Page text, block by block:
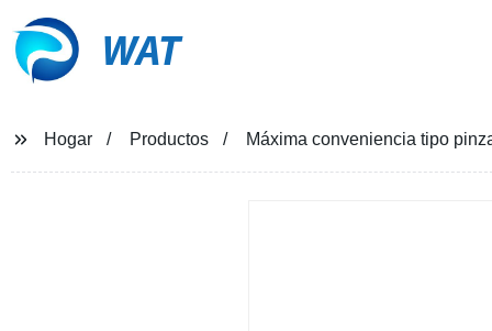
WAT
Hogar Productos Máxima conveniencia tipo